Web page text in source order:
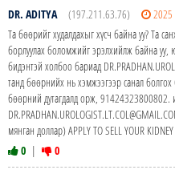
DR. ADITYA (197.211.63.76)
Та бөөрийг худалдахыг хүсч байна уу? Та
борлуулах боломжийг эрэлхийлж байна уу,
бидэнтэй холбоо бариад
танд бөөрнийх нь хэмжээгээр санал
бөөрний дутагдалд орж, 91424323800802.
мянган доллар) APPLY TO SELL YOUR
0 | 0